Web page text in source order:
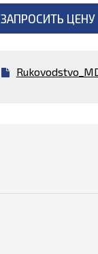
ЗАПРОСИТЬ ЦЕНУ